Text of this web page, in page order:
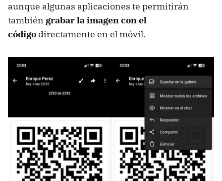
aunque algunas aplicaciones te permitirán
también grabar la imagen con el
código directamente en el móvil.